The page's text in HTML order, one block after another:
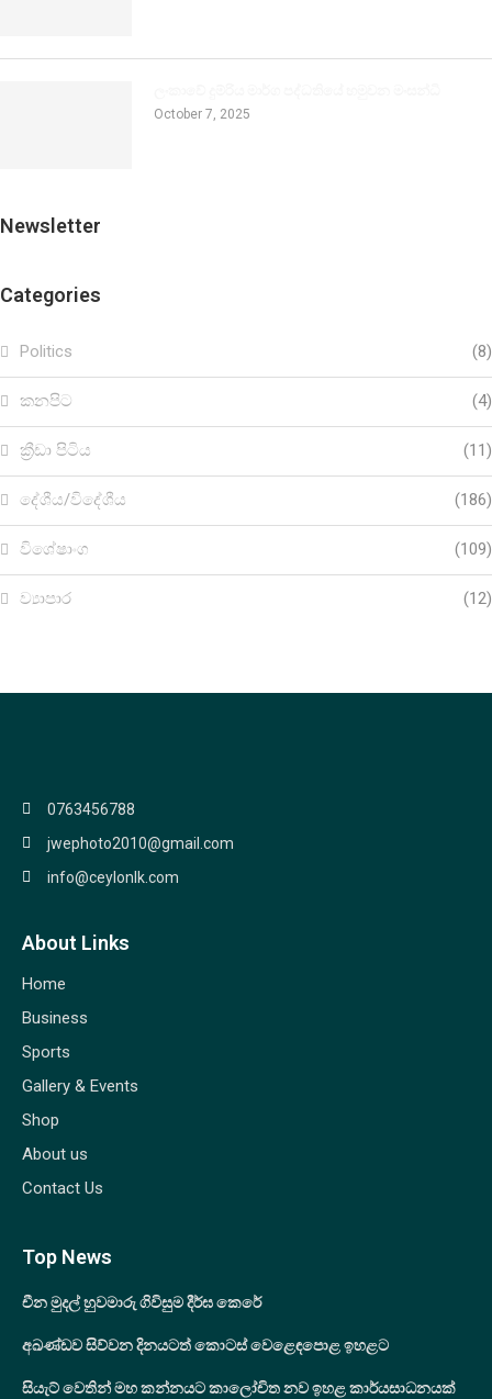
October 7, 2025
Newsletter
Categories
Politics (8)
කනපිට (4)
ක්‍රීඩා පිටිය (11)
දේශීය/විදේශීය (186)
විශේෂාංග (109)
ව්‍යාපාර (12)
0763456788
jwephoto2010@gmail.com
info@ceylonlk.com
About Links
Home
Business
Sports
Gallery & Events
Shop
About us
Contact Us
Top News
චීන මුදල් හුවමාරු ගිවිසුම දීර්ඝ කෙරේ
අඛණ්ඩව සිව්වන දිනයටත් කොටස් වෙළෙඳපොළ ඉහළට
සියැට් වෙතින් මහ කන්නයට කාලෝචිත නව ඉහළ කාර්යසාධනයක්